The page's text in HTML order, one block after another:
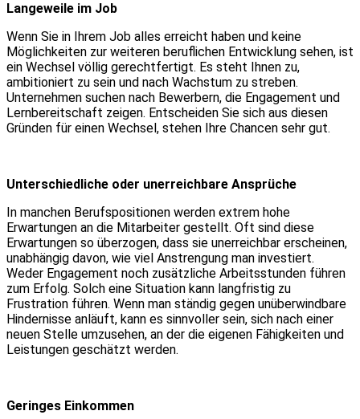
Langeweile im Job
Wenn Sie in Ihrem Job alles erreicht haben und keine
Möglichkeiten zur weiteren beruflichen Entwicklung sehen, ist
ein Wechsel völlig gerechtfertigt. Es steht Ihnen zu,
ambitioniert zu sein und nach Wachstum zu streben.
Unternehmen suchen nach Bewerbern, die Engagement und
Lernbereitschaft zeigen. Entscheiden Sie sich aus diesen
Gründen für einen Wechsel, stehen Ihre Chancen sehr gut.
Unterschiedliche oder unerreichbare Ansprüche
In manchen Berufspositionen werden extrem hohe
Erwartungen an die Mitarbeiter gestellt. Oft sind diese
Erwartungen so überzogen, dass sie unerreichbar erscheinen,
unabhängig davon, wie viel Anstrengung man investiert.
Weder Engagement noch zusätzliche Arbeitsstunden führen
zum Erfolg. Solch eine Situation kann langfristig zu
Frustration führen. Wenn man ständig gegen unüberwindbare
Hindernisse anläuft, kann es sinnvoller sein, sich nach einer
neuen Stelle umzusehen, an der die eigenen Fähigkeiten und
Leistungen geschätzt werden.
Geringes Einkommen